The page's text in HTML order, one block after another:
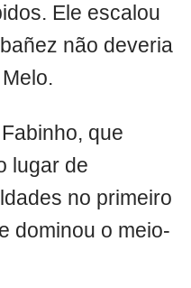
Ele escalou
não deveria
que
lugar de
no primeiro
dominou o meio-